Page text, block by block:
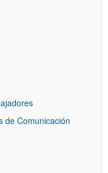
de Comunicación